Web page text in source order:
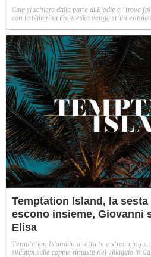
Gaia si schiera dalla parte di Elodie e "trova
con la ballerina Franceska venga
Temptation Island, la
escono insieme, Giovanni
Elisa
Temptation Island in diretta tv e streaming
sviluppi sulle coppie rimaste nel villaggio in